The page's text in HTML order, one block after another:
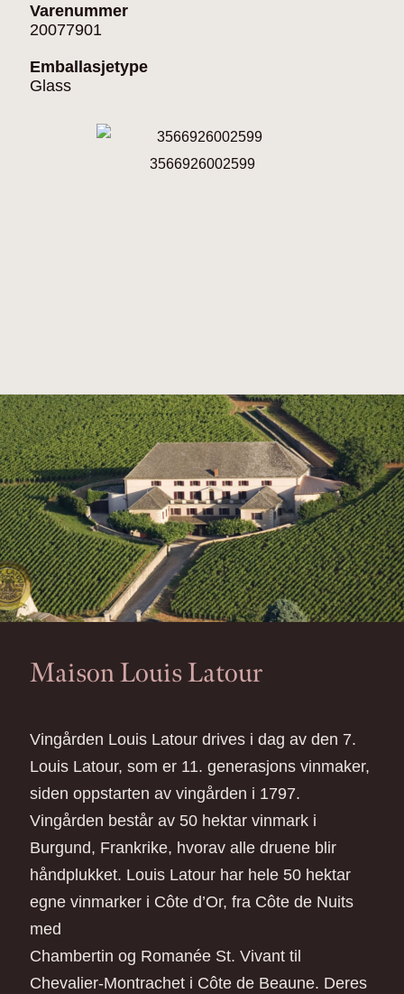
Varenummer
20077901
Emballasjetype
Glass
3566926002599
Maison Louis Latour
Vingården Louis Latour drives i dag av den 7.
Louis Latour, som er 11. generasjons vinmaker,
siden oppstarten av vingården i 1797.
Vingården består av 50 hektar vinmark i
Burgund, Frankrike, hvorav alle druene blir
håndplukket. Louis Latour har hele 50 hektar
egne vinmarker i Côte d’Or, fra Côte de Nuits
med
Chambertin og Romanée St. Vivant til
Chevalier-Montrachet i Côte de Beaune. Deres